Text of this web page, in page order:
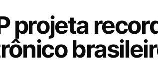
projeta